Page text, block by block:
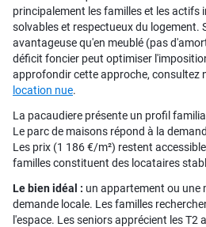
principalement les familles et les actifs
solvables et respectueux du logement.
avantageuse qu'en meublé (pas
déficit foncier peut optimiser
approfondir cette approche, consultez
location nue.
La pacaudiere présente un profil
Le parc de maisons répond à la
Les prix (1 186 €/m²) restent
familles constituent des locataires
Le bien idéal : un appartement ou une
demande locale. Les familles
l'espace. Les seniors apprécient les T2